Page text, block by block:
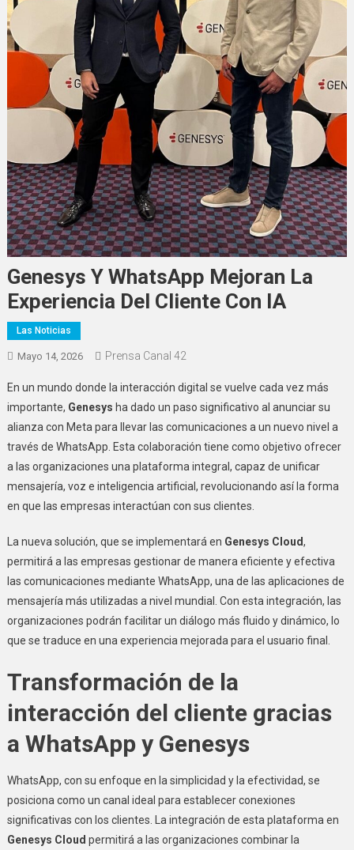
Genesys Y WhatsApp Mejoran La
Experiencia Del Cliente Con IA
Las Noticias
Mayo 14, 2026 Prensa Canal 42
En un mundo donde la interacción digital se vuelve cada vez más
importante, Genesys ha dado un paso significativo al anunciar su
alianza con Meta para llevar las comunicaciones a un nuevo nivel a
través de WhatsApp. Esta colaboración tiene como objetivo ofrecer
a las organizaciones una plataforma integral, capaz de unificar
mensajería, voz e inteligencia artificial, revolucionando así la forma
en que las empresas interactúan con sus clientes.
La nueva solución, que se implementará en Genesys Cloud,
permitirá a las empresas gestionar de manera eficiente y efectiva
las comunicaciones mediante WhatsApp, una de las aplicaciones de
mensajería más utilizadas a nivel mundial. Con esta integración, las
organizaciones podrán facilitar un diálogo más fluido y dinámico, lo
que se traduce en una experiencia mejorada para el usuario final.
Transformación de la
interacción del cliente gracias
a WhatsApp y Genesys
WhatsApp, con su enfoque en la simplicidad y la efectividad, se
posiciona como un canal ideal para establecer conexiones
significativas con los clientes. La integración de esta plataforma en
Genesys Cloud permitirá a las organizaciones combinar la